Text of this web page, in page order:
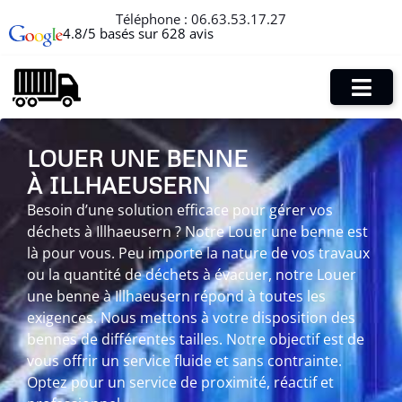
Téléphone : 06.63.53.17.27
4.8/5 basés sur 628 avis
LOUER UNE BENNE
À ILLHAEUSERN
Besoin d’une solution efficace pour gérer vos
déchets à Illhaeusern ? Notre Louer une benne est
là pour vous. Peu importe la nature de vos travaux
ou la quantité de déchets à évacuer, notre Louer
une benne à Illhaeusern répond à toutes les
exigences. Nous mettons à votre disposition des
bennes de différentes tailles. Notre objectif est de
vous offrir un service fluide et sans contrainte.
Optez pour un service de proximité, réactif et